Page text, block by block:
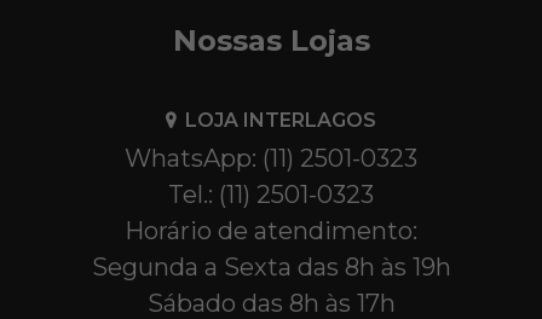
Nossas Lojas
LOJA INTERLAGOS
WhatsApp: (11) 2501-0323
Tel.: (11) 2501-0323
Horário de atendimento:
Segunda a Sexta das 8h às 19h
Sábado das 8h às 17h